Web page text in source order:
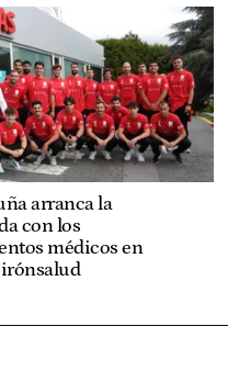
arranca la
con los
médicos en